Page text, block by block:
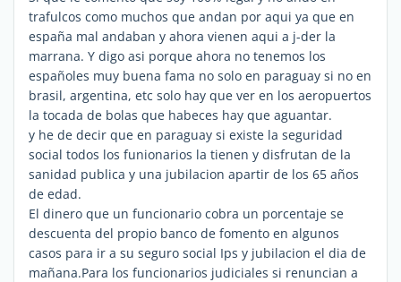
trafulcos como muchos que andan por aqui ya que en
españa mal andaban y ahora vienen aqui a j-der la
marrana. Y digo asi porque ahora no tenemos los
españoles muy buena fama no solo en paraguay si no en
brasil, argentina, etc solo hay que ver en los aeropuertos
la tocada de bolas que habeces hay que aguantar.
y he de decir que en paraguay si existe la seguridad
social todos los funionarios la tienen y disfrutan de la
sanidad publica y una jubilacion apartir de los 65 años
de edad.
El dinero que un funcionario cobra un porcentaje se
descuenta del propio banco de fomento en algunos
casos para ir a su seguro social Ips y jubilacion el dia de
mañana.Para los funcionarios judiciales si renuncian a